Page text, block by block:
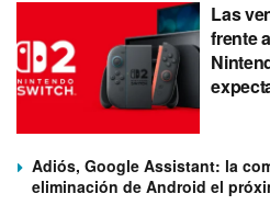
Las
frente
Adiós, Google Assistant: la
eliminación de Android el